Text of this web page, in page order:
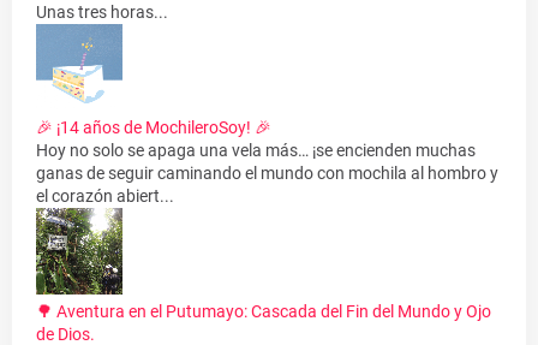
Unas tres horas...
🎉 ¡14 años de MochileroSoy! 🎉
Hoy no solo se apaga una vela más… ¡se encienden muchas
ganas de seguir caminando el mundo con mochila al hombro y
el corazón abiert...
🌳 Aventura en el Putumayo: Cascada del Fin del Mundo y Ojo
de Dios.